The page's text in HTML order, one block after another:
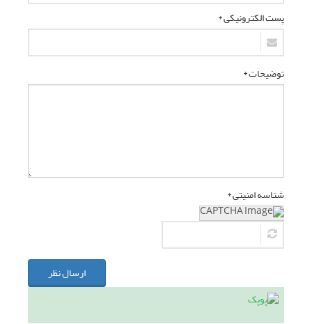
پست الکترونیکی *
توضیحات *
شناسه امنیتی *
ارسال نظر